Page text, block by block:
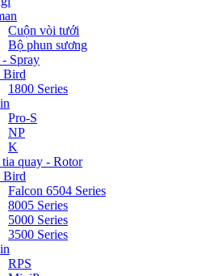
Cuộn vòi tưới
Bộ phun sương
Spray
Bird
1800 Series
Pro-S
NP
K
quay - Rotor
Bird
Falcon 6504 Series
8005 Series
5000 Series
3500 Series
RPS